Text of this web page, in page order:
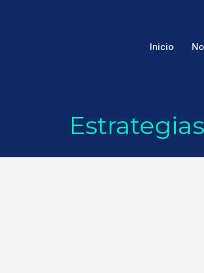
Inicio
Estrategias